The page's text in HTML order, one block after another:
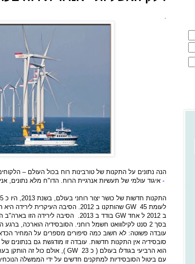
הנה נתונים על התקנות של טורבינות רוח בכול העולם –
- איגוד עולמי של תעשיות אנרגיית הרוח. הדו"ח מלא נתונים,
התקנות חדשות של כושר יצור רוחני בעולם, בשנת 2013, היו כ 35 ג'יגאווט
לעומת 45
GW
ב 2012 ל אחד
GW בודד ב 2013. הסיבה לירידה הזו בארה"ב היא פקיעת תוקף ה
עובדה פשוטה: לא חשוב כמה סיפורים מספרים על המחיר
סובסידיה אין התקנות חדשות. עובדה זו מודגשת גם בנתונים
הוא הרביעי בגודלו בעולם ( כ 23
GW ), אולם כול זה הותקן
עם ביטול הסובסידיות למתקנים חדשים על ידי הממשלה